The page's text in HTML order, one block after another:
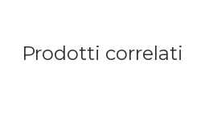
Prodotti correlati